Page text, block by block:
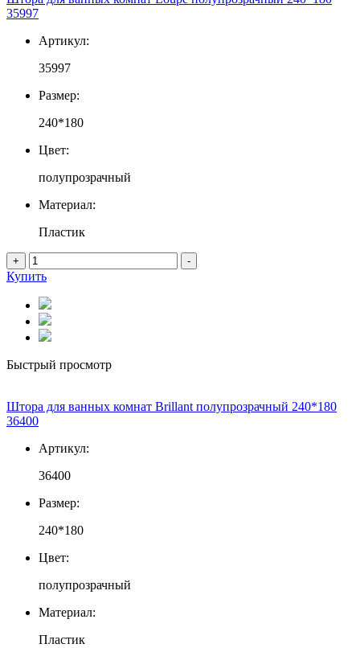
35997
Артикул:
35997
Размер:
240*180
Цвет:
полупрозрачный
Материал:
Пластик
+ -
Купить
Быстрый просмотр
Штора для ванных комнат Brillant полупрозрачный 240*180
36400
Артикул:
36400
Размер:
240*180
Цвет:
полупрозрачный
Материал:
Пластик